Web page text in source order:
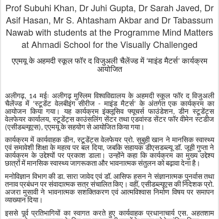
Prof Subuhi Khan, Dr Juhi Gupta, Dr Sarah Javed, Dr
Asif Hasan, Mr S. Ahtasham Akbar and Dr Tabassum
Nawab with students at the Programme Mind Matters
at Ahmadi School for the Visually Challenged
एएमयू के अहमदी स्कूल फॉर द विजुअली चैलेंज्ड में‘माइंड मैटर्स’कार्यक्रम
आयोजित
अलीगढ़, 14मईः अलीगढ़ मुस्लिम विश्वविद्यालय के अहमदी स्कूल फॉर द विजुअली
चैलेंज्ड में‘स्टूडेंट वेलबीइंग सीरीज -माइंड मैटर्स’के अंतर्गत एक कार्यक्रम का
आयोजन किया गया। यह कार्यक्रम इंक्लूसिव फ्यूचर्स फाउंडेशन,डीन स्टूडेंट्स
वेलफेयर कार्यालय,स्टूडेंट्स काउंसलिंग सेंटर तथा एडवांस्ड सेंटर फॉर वीमेन स्टडीज
(एसीडब्ल्यूएस),एएमयूकेसहयोगसेआयोजितकियागया।
कार्यक्रम में कार्यवाहक डीन,स्टूडेंट्स वेलफेयर प्रो.सुबुही खान ने मानसिक स्वास्थ्य
एवं समावेशी शिक्षा के महत्व पर बल दिया,जबकि सहायक डीएसडब्ल्यू डॉ.जूही गुप्ता ने
कार्यक्रम के उद्देश्यों पर प्रकाश डाला। उन्होंने कहा कि कार्यक्रम का मुख्य उद्देश्य
छात्रोंमेंमानसिकस्वास्थ्यजागरूकताऔरभावनात्मकसंतुलनकोबढ़ावादेनाहै।
मनोविज्ञान विभाग की डा.सारा जावेद एवं डॉ.आसिफ हसन ने संज्ञानात्मक पुनर्वास तथा
तनावप्रबंधनपरसंवादात्मकसत्रसंचालितकिए। वहीं,एसीडब्ल्यूएसकीनिदेशकप्रो.
अजरा मुसावी ने भावनात्मक सशक्तिकरण एवं आत्मविश्वास निर्माण विषय पर समापन
व्याख्यानदिया।
इससे पूर्व प्रतिभागियों का स्वागत करते हुए कार्यवाहक प्रधानाचार्य एस. अहतशाम